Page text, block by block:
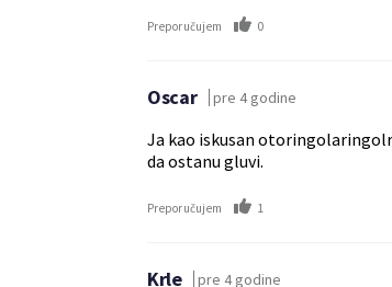
Preporučujem 0
Oscar pre 4 godine
Ja kao iskusan
da ostanu gluvi.
Preporučujem 1
Krle pre 4 godine